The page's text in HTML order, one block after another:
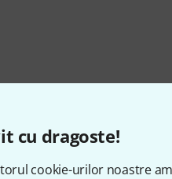
cu dragoste!
cookie-urilor noastre
Îți place